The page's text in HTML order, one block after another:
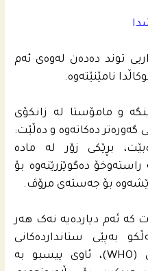
توند دەدەن لەوەی ئەم
نامێنێتەوە.
و مامۆستا لە زانکۆی
دەکاتەوە و دەڵێت:
بڕێکی زۆر لە مادە
دەگوێزرێنەوە بۆ
بۆ جەستەی مرۆڤ.
کە ئەم دیاردەیە نەک هەر
بەپێی ستانداردەکانی
رێکخراوی تەندروستی جیهانی (WHO)، ئاوی پیسبو بە